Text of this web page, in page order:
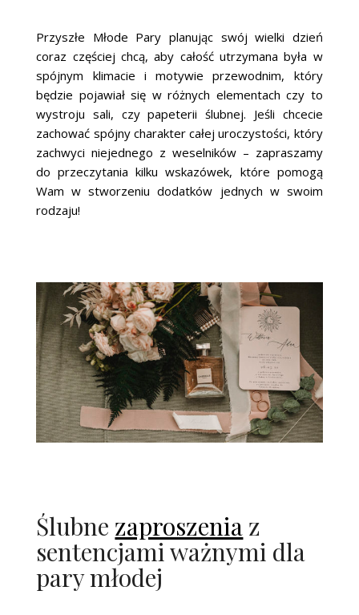
Przyszłe Młode Pary planując swój wielki dzień
coraz częściej chcą, aby całość utrzymana była w
spójnym klimacie i motywie przewodnim, który
będzie pojawiał się w różnych elementach czy to
wystroju sali, czy papeterii ślubnej. Jeśli chcecie
zachować spójny charakter całej uroczystości, który
zachwyci niejednego z weselników – zapraszamy
do przeczytania kilku wskazówek, które pomogą
Wam w stworzeniu dodatków jednych w swoim
rodzaju!
Ślubne zaproszenia z
sentencjami ważnymi dla
pary młodej